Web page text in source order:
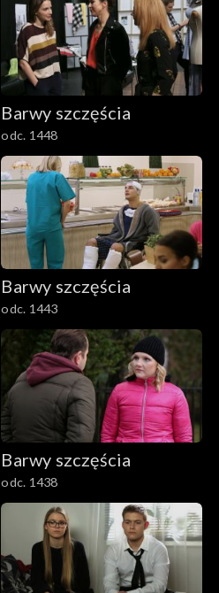
Barwy szczęścia
odc. 1448
Barwy szczęścia
odc. 1443
Barwy szczęścia
odc. 1438